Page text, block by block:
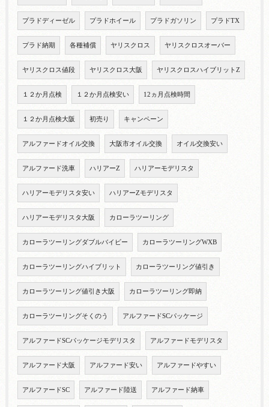
プラドディーゼル プラドホイール プラドガソリン プラドTX
プラド納期 各種補償 ヤリスクロス ヤリスクロスオーバー
ヤリスクロス値段 ヤリスクロス大阪 ヤリスクロスハイブリットZ
１２か月点検 １２か月点検安い 12ヵ月点検時間
１２か月点検大阪 初売り キャンペーン
アルファードオイル交換 大阪市オイル交換 オイル交換安い
アルファード洗車 ハリアーZ ハリアーモデリスタ
ハリアーモデリスタ安い ハリアーZモデリスタ
ハリアーモデリスタ大阪 カローラツーリング
カローラツーリングダブルバイビー カローラツーリングWXB
カローラツーリングハイブリット カローラツーリング値引き
カローラツーリング値引き大阪 カローラツーリング即納
カローラツーリングそくのう アルファードSCパッケージ
アルファードSCパッケージモデリスタ アルファードモデリスタ
アルファード大阪 アルファード安い アルファードやすい
アルファードSC アルファード陸送 アルファード納車